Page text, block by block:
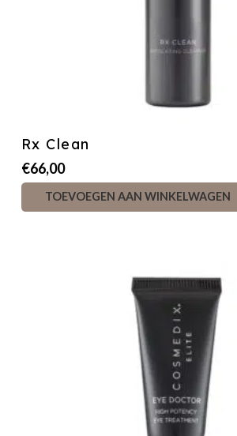
Rx Clean
€66,00
TOEVOEGEN AAN WINKELWAGEN